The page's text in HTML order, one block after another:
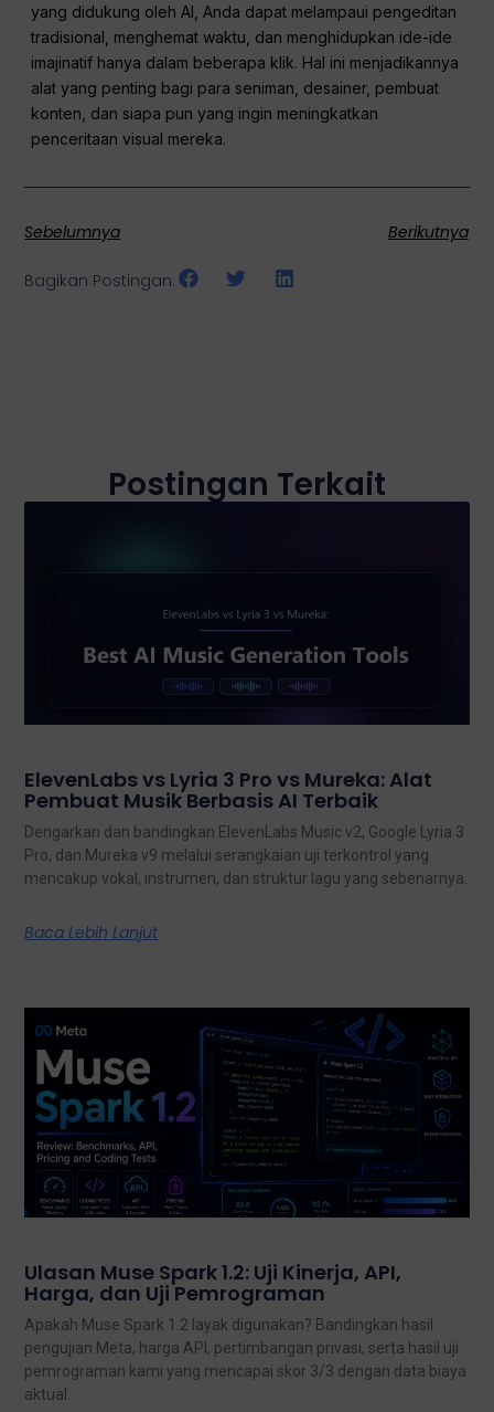
yang didukung oleh AI, Anda dapat melampaui pengeditan
tradisional, menghemat waktu, dan menghidupkan ide-ide
imajinatif hanya dalam beberapa klik. Hal ini menjadikannya
alat yang penting bagi para seniman, desainer, pembuat
konten, dan siapa pun yang ingin meningkatkan
penceritaan visual mereka.
Sebelumnya Berikutnya
Bagikan Postingan:
Postingan Terkait
ElevenLabs vs Lyria 3 Pro vs Mureka: Alat
Pembuat Musik Berbasis AI Terbaik
Dengarkan dan bandingkan ElevenLabs Music v2, Google Lyria 3
Pro, dan Mureka v9 melalui serangkaian uji terkontrol yang
mencakup vokal, instrumen, dan struktur lagu yang sebenarnya.
Baca Lebih Lanjut
Ulasan Muse Spark 1.2: Uji Kinerja, API,
Harga, dan Uji Pemrograman
Apakah Muse Spark 1.2 layak digunakan? Bandingkan hasil
pengujian Meta, harga API, pertimbangan privasi, serta hasil uji
pemrograman kami yang mencapai skor 3/3 dengan data biaya
aktual.